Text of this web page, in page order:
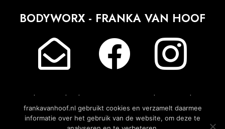
BODYWORX - FRANKA VAN HOOF
  
design & development maarten weide mrweb
frankavanhoof.nl gebruikt cookies en verzamelt daarmee
informatie over het gebruik van de website, om deze te